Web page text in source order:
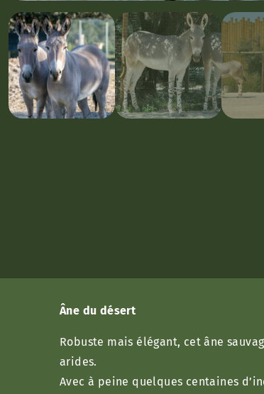
Âne du désert
Robuste mais élégant, cet âne
arides.
Avec à peine quelques centaines